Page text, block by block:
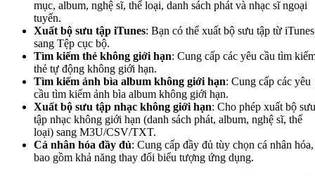
mục, album, nghệ sĩ, thể loại, danh sách phát và nhạc sĩ ngoại
tuyến.
Xuất bộ sưu tập iTunes: Bạn có thể xuất bộ sưu tập từ iTunes
sang Tệp cục bộ.
Tìm kiếm thẻ không giới hạn: Cung cấp các yêu cầu tìm
thẻ tự động không giới hạn.
Tìm kiếm ảnh bìa album không giới hạn: Cung cấp các yêu
cầu tìm kiếm ảnh bìa album không giới hạn.
Xuất bộ sưu tập nhạc không giới hạn: Cho phép xuất bộ sưu
tập nhạc không giới hạn (danh sách phát, album, nghệ sĩ, thể
loại) sang M3U/CSV/TXT.
Cá nhân hóa đầy đủ: Cung cấp đầy đủ tùy chọn cá nhân hóa,
bao gồm khả năng thay đổi biểu tượng ứng dụng.